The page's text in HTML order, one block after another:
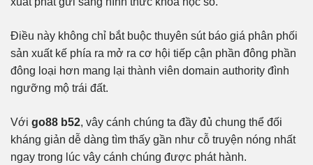
Điều này không chỉ bắt buộc thuyên sút báo giá phân phối
sản xuất kế phía ra mở ra cơ hội tiếp cận phần đông phần
đông loại hơn mang lại thành viên domain authority đình
ngưỡng mộ trái đất.
Với go88 b52, vây cánh chúng ta đầy đủ chung thể đối
kháng giản dễ dàng tìm thấy gần như cỗ truyện nóng nhất
ngay trong lúc vây cánh chúng được phát hành.